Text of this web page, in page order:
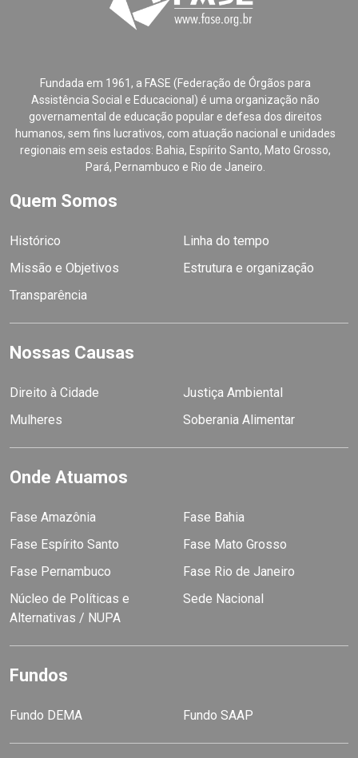
Fundada em 1961, a FASE (Federação de Órgãos para
Assistência Social e Educacional) é uma organização não
governamental de educação popular e defesa dos direitos
humanos, sem fins lucrativos, com atuação nacional e unidades
regionais em seis estados: Bahia, Espírito Santo, Mato Grosso,
Pará, Pernambuco e Rio de Janeiro.
Quem Somos
Histórico
Linha do tempo
Missão e Objetivos
Estrutura e organização
Transparência
Nossas Causas
Direito à Cidade
Justiça Ambiental
Mulheres
Soberania Alimentar
Onde Atuamos
Fase Amazônia
Fase Bahia
Fase Espírito Santo
Fase Mato Grosso
Fase Pernambuco
Fase Rio de Janeiro
Núcleo de Políticas e
Alternativas / NUPA
Sede Nacional
Fundos
Fundo DEMA Fundo SAAP